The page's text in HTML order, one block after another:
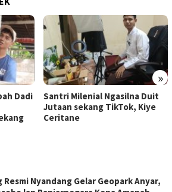
»
Dadi
Santri Milenial Ngasilna Duit
Jutaan sekang TikTok, Kiye
Ceritane
Resmi Nyandang Gelar Geopark Anyar,